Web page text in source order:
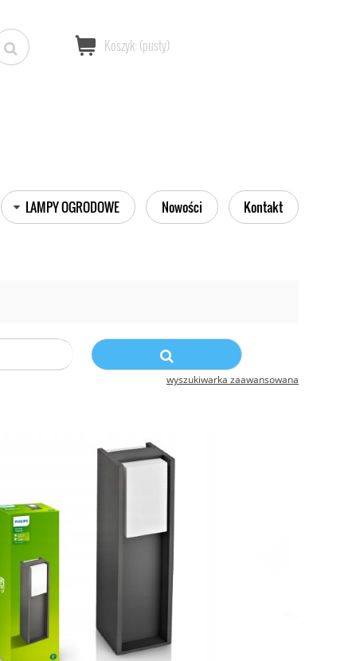
Koszyk: (pusty)
LAMPY OGRODOWE Nowości Kontakt
wyszukiwarka zaawansowana